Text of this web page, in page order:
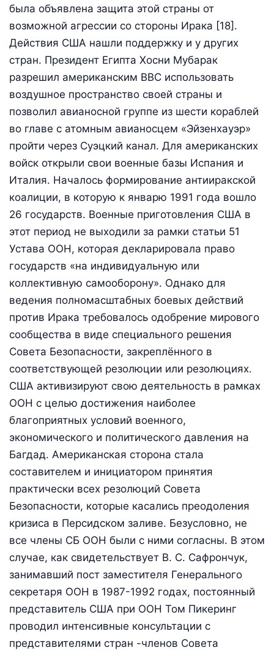
была объявлена защита этой страны от
возможной агрессии со стороны Ирака [18].
Действия США нашли поддержку и у других
стран. Президент Египта Хосни Мубарак
разрешил американским ВВС использовать
воздушное пространство своей страны и
позволил авианосной группе из шести кораблей
во главе с атомным авианосцем «Эйзенхауэр»
пройти через Суэцкий канал. Для американских
войск открыли свои военные базы Испания и
Италия. Началось формирование антииракской
коалиции, в которую к январю 1991 года вошло
26 государств. Военные приготовления США в
этот период не выходили за рамки статьи 51
Устава ООН, которая декларировала право
государств «на индивидуальную или
коллективную самооборону». Однако для
ведения полномасштабных боевых действий
против Ирака требовалось одобрение мирового
сообщества в виде специального решения
Совета Безопасности, закреплённого в
соответствующей резолюции или резолюциях.
США активизируют свою деятельность в рамках
ООН с целью достижения наиболее
благоприятных условий военного,
экономического и политического давления на
Багдад. Американская сторона стала
составителем и инициатором принятия
практически всех резолюций Совета
Безопасности, которые касались преодоления
кризиса в Персидском заливе. Безусловно, не
все члены СБ ООН были с ними согласны. В этом
случае, как свидетельствует В. С. Сафрончук,
занимавший пост заместителя Генерального
секретаря ООН в 1987-1992 годах, постоянный
представитель США при ООН Том Пикеринг
проводил интенсивные консультации с
представителями стран -членов Совета